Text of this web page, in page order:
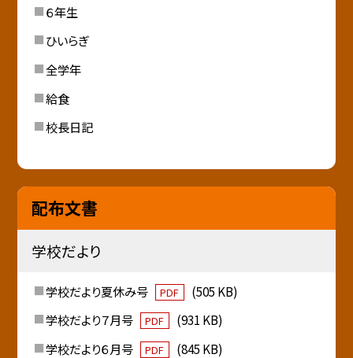
６年生
ひいらぎ
全学年
給食
校長日記
配布文書
学校だより
学校だより夏休み号 PDF
(505 KB)
学校だより７月号
PDF
(931 KB)
学校だより６月号
PDF (845 KB)